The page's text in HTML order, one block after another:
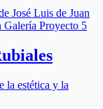
José Luis de Juan
Galería Proyecto 5
la estética y la